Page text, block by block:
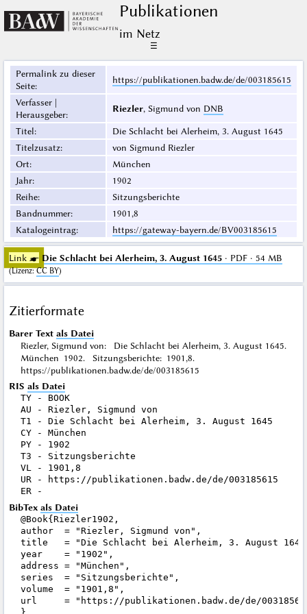
Publikationen
im Netz
☰
Permalink zu dieser
Seite:
https://publikationen.badw.de/de/003185615
Verfasser |
Herausgeber:
Riezler, Sigmund von DNB
Titel:
Die Schlacht bei Alerheim, 3. August 1645
Titelzusatz:
von Sigmund Riezler
Ort:
München
Jahr:
1902
Reihe:
Sitzungsberichte
Bandnummer:
1901,8
Katalogeintrag: https://gateway-bayern.de/BV003185615
Link ☛ Die Schlacht bei Alerheim, 3. August 1645· PDF · 54 MB
(Lizenz:CC BY)
Zitierformate
Barer Text als Datei
Riezler, Sigmund von: Die Schlacht bei Alerheim, 3. August 1645.
München 1902. Sitzungsberichte: 1901,8.
https://publikationen.badw.de/de/003185615
RIS als Datei
TY - BOOK
AU - Riezler, Sigmund von
T1 - Die Schlacht bei Alerheim, 3. August 1645
CY - München
PY - 1902
T3 - Sitzungsberichte
VL - 1901,8
UR - https://publikationen.badw.de/de/003185615
BibTex als Datei
@Book{Riezler1902,
author  = "Riezler, Sigmund von",
title   = "Die Schlacht bei Alerheim, 3. August
year    = "1902",
address = "München",
series  = "Sitzungsberichte",
volume  = "1901,8",
url     = "https://publikationen.badw.de/de/